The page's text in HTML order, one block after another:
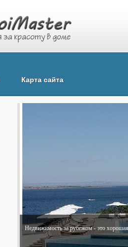
Карта сайта
Недвижимость за рубежом - это